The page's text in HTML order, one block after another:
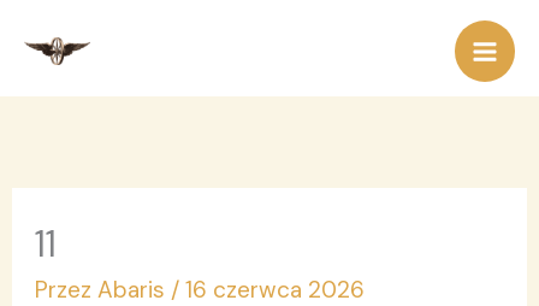
treści
11
PrzezAbaris /16 czerwca 2026